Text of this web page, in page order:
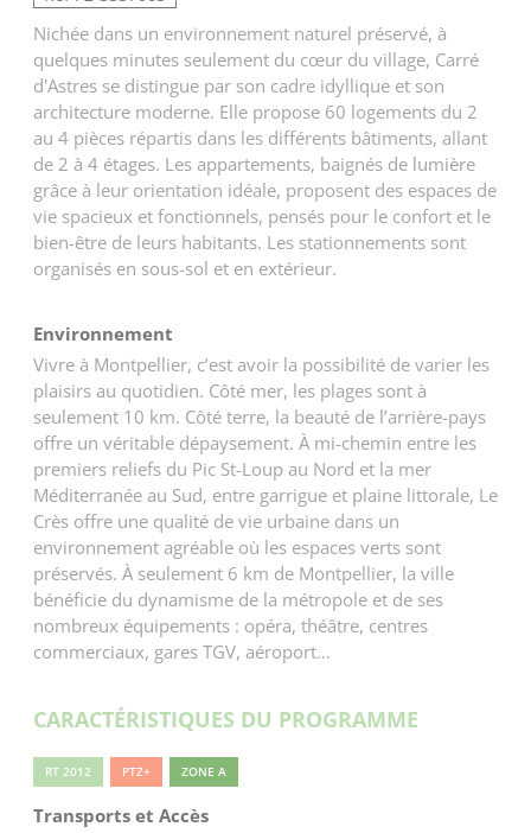
84 m²
T4 81 m² RDC Terrasse
T4 118 m² 4 Terrasse
Nichée dans un environnement naturel préservé, à
quelques minutes seulement du cœur du village, Carré
d'Astres se distingue par son cadre idyllique et son
architecture moderne. Elle propose 60 logements du 2
au 4 pièces répartis dans les différents bâtiments, allant
de 2 à 4 étages. Les appartements, baignés de lumière
grâce à leur orientation idéale, proposent des espaces de
vie spacieux et fonctionnels, pensés pour le confort et le
bien-être de leurs habitants. Les stationnements sont
organisés en sous-sol et en extérieur.
Environnement
Vivre à Montpellier, c’est avoir la possibilité de varier les
plaisirs au quotidien. Côté mer, les plages sont à
seulement 10 km. Côté terre, la beauté de l’arrière-pays
offre un véritable dépaysement. À mi-chemin entre les
premiers reliefs du Pic St-Loup au Nord et la mer
Méditerranée au Sud, entre garrigue et plaine littorale, Le
Crès offre une qualité de vie urbaine dans un
environnement agréable où les espaces verts sont
préservés. À seulement 6 km de Montpellier, la ville
bénéficie du dynamisme de la métropole et de ses
nombreux équipements : opéra, théâtre, centres
commerciaux, gares TGV, aéroport…
CARACTÉRISTIQUES DU PROGRAMME
RT 2012 PTZ+ ZONE A
Transports et Accès